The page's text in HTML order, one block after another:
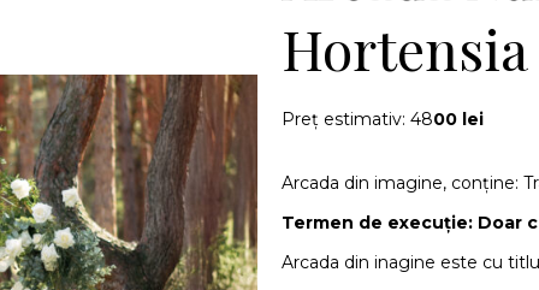
Hortensia
Preț estimativ: 4800 lei
Arcada din imagine, conține:
Termen de execuție: Doar
Arcada din inagine este cu